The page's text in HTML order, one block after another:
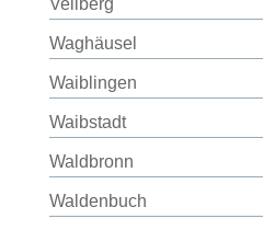
Vellberg
Waghäusel
Waiblingen
Waibstadt
Waldbronn
Waldenbuch